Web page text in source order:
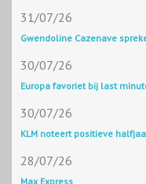
31/07/26
Gwendoline Cazenave
30/07/26
Europa favoriet bij last
30/07/26
KLM noteert positieve
28/07/26
Max Express